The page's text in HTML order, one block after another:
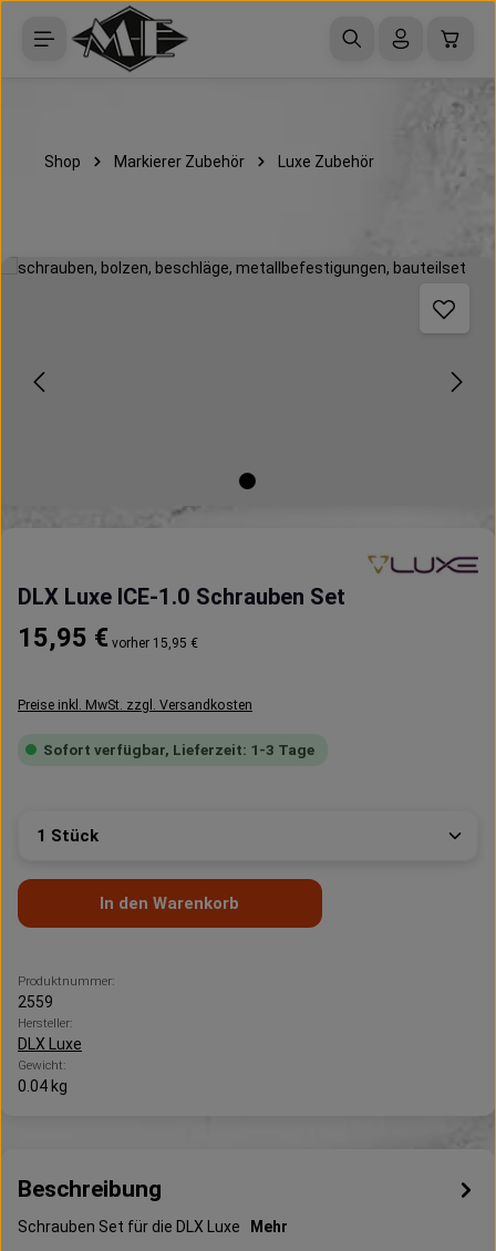
Zum Hauptinhalt springen
Shop Markierer Zubehör Luxe Zubehör
Bildergalerie überspringen
DLX Luxe ICE-1.0 Schrauben Set
Regulärer Preis:
15,95 € vorher 15,95 €
Preise inkl. MwSt. zzgl. Versandkosten
Sofort verfügbar, Lieferzeit: 1-3 Tage
Produkt Anzahl: Gib den gewünschten Wert ein
In den Warenkorb
Produktnummer:
2559
Hersteller:
DLX Luxe
Gewicht:
0.04 kg
Beschreibung
Schrauben Set für die DLX Luxe Mehr